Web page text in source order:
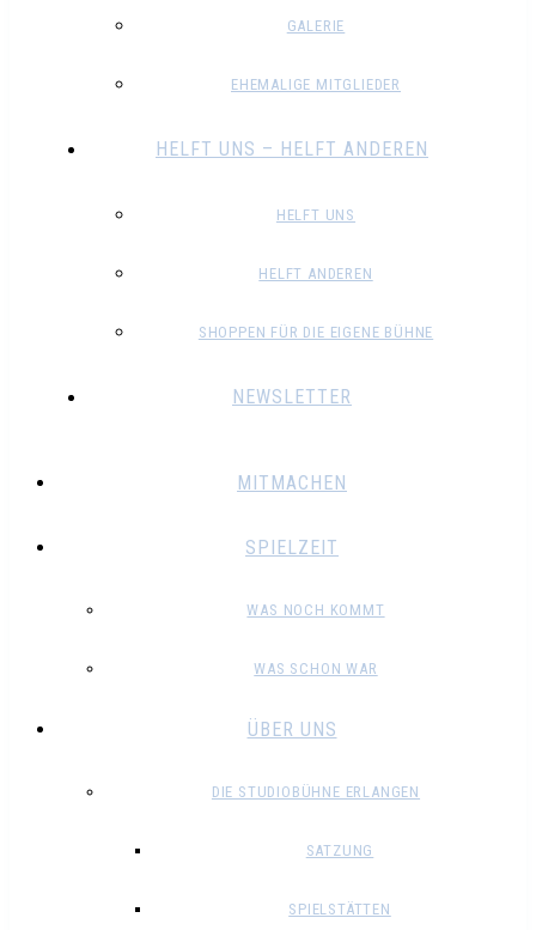
GALERIE
EHEMALIGE MITGLIEDER
HELFT UNS – HELFT ANDEREN
HELFT UNS
HELFT ANDEREN
SHOPPEN FÜR DIE EIGENE BÜHNE
NEWSLETTER
MITMACHEN
SPIELZEIT
WAS NOCH KOMMT
WAS SCHON WAR
ÜBER UNS
DIE STUDIOBÜHNE ERLANGEN
SATZUNG
SPIELSTÄTTEN